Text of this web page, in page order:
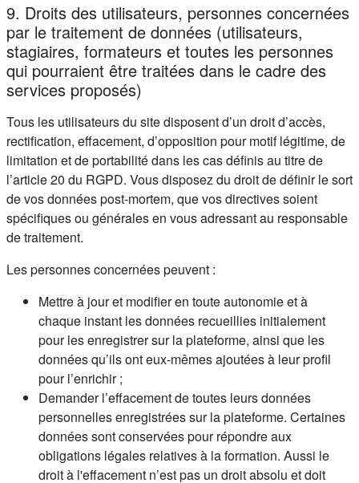
9. Droits des utilisateurs, personnes concernées
par le traitement de données (utilisateurs,
stagiaires, formateurs et toutes les personnes
qui pourraient être traitées dans le cadre des
services proposés)
Tous les utilisateurs du site disposent d’un droit d’accès,
rectification, effacement, d’opposition pour motif légitime, de
limitation et de portabilité dans les cas définis au titre de
l’article 20 du RGPD. Vous disposez du droit de définir le sort
de vos données post-mortem, que vos directives soient
spécifiques ou générales en vous adressant au responsable
de traitement.
Les personnes concernées peuvent :
Mettre à jour et modifier en toute autonomie et à
chaque instant les données recueillies initialement
pour les enregistrer sur la plateforme, ainsi que les
données qu’ils ont eux-mêmes ajoutées à leur profil
pour l’enrichir ;
Demander l’effacement de toutes leurs données
personnelles enregistrées sur la plateforme. Certaines
données sont conservées pour répondre aux
obligations légales relatives à la formation. Aussi le
droit à l'effacement n’est pas un droit absolu et doit